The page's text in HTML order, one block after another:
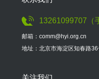
13261099707（
邮箱：comm@hyi.org.cn
地址：北京市海淀区知春路